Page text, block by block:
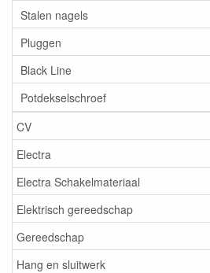
Stalen nagels
Pluggen
Black Line
Potdekselschroef
CV
Electra
Electra Schakelmateriaal
Elektrisch gereedschap
Gereedschap
Hang en sluitwerk